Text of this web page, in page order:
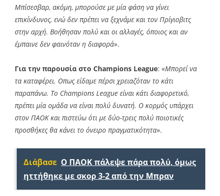
Μπίσεσβαρ, ακόμη, μπορούσε με μία φάση να γίνει
επικίνδυνος, ενώ δεν πρέπει να ξεχνάμε και τον Πρίγιοβιτς
στην αρχή. Βοήθησαν πολύ και οι αλλαγές, όποιος και αν
έμπαινε δεν φαινόταν η διαφορά».
Για την παρουσία στο Champions League: «Μπορεί να
τα καταφέρει. Οπως είδαμε πέρσι χρειαζόταν το κάτι
παραπάνω. Το Champions League είναι κάτι διαφορετικό,
πρέπει μία ομάδα να είναι πολύ δυνατή. Ο κορμός υπάρχει
στον ΠΑΟΚ και πιστεύω ότι με δύο-τρεις πολύ ποιοτικές
προσθήκες θα κάνει το όνειρο πραγματικότητα».
Διάβασε Ο ΠΑΟΚ πάλεψε πάρα πολύ, όμως
ηττήθηκε με σκορ 3-2 από την Μπραν